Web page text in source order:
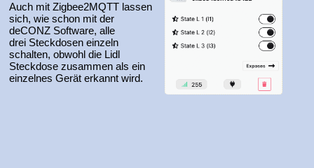
Auch mit Zigbee2MQTT lassen
sich, wie schon mit der
deCONZ Software, alle
drei Steckdosen einzeln
schalten, obwohl die Lidl
Steckdose zusammen als ein
einzelnes Gerät erkannt wird.